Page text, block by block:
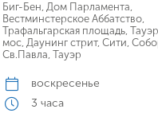
Биг-Бен, Дом Парламента,
Вестминстерское Аббатство,
Трафальгарская площадь,
мос, Даунинг стрит, Сити,
Св.Павла, Тауэр
воскресенье
3 часа